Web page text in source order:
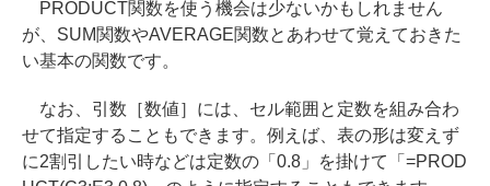
PRODUCT関数を使う機会は少ないかもしれません
が、SUM関数やAVERAGE関数とあわせて覚えておきた
い基本の関数です。
なお、引数［数値］には、セル範囲と定数を組み合わ
せて指定することもできます。例えば、表の形は変えず
に2割引したい時などは定数の「0.8」を掛けて「=PROD